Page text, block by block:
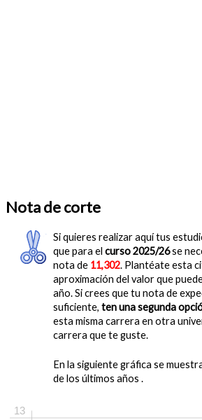
Nota de corte
Si quieres realizar aquí tus
que para el curso 2025/26se
nota de 11,302. Plantéate esta
aproximación del valor que
año. Si crees que tu nota de
suficiente, ten una segunda
esta misma carrera en otra
carrera que te guste.
En la siguiente gráfica se
de los últimos años .
13